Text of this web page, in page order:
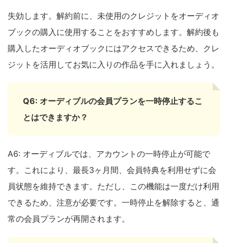
失効します。解約前に、未使用のクレジットをオーディオ
ブックの購入に使用することをおすすめします。解約後も
購入したオーディオブックにはアクセスできるため、クレ
ジットを活用してお気に入りの作品を手に入れましょう。
Q6: オーディブルの会員プランを一時停止するこ
とはできますか？
A6: オーディブルでは、アカウントの一時停止が可能で
す。これにより、最長3ヶ月間、会員特典を利用せずに会
員状態を維持できます。ただし、この機能は一度だけ利用
できるため、注意が必要です。一時停止を解除すると、通
常の会員プランが再開されます。